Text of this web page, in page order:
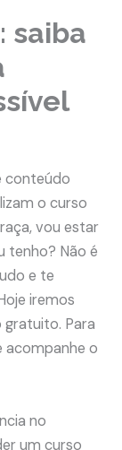
saiba
conteúdo
o curso
vou estar
tenho? Não é
e te
iremos
Para
acompanhe o
no
um curso